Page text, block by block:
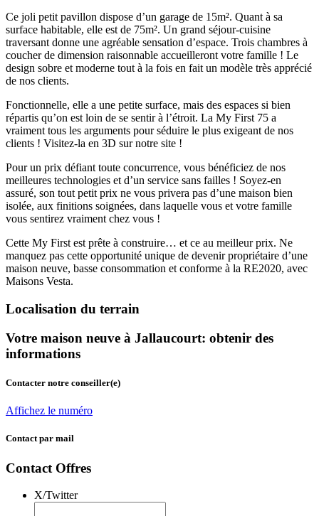
Ce joli petit pavillon dispose d’un garage de 15m². Quant à sa
surface habitable, elle est de 75m². Un grand séjour-cuisine
traversant donne une agréable sensation d’espace. Trois chambres à
coucher de dimension raisonnable accueilleront votre famille ! Le
design sobre et moderne tout à la fois en fait un modèle très apprécié
de nos clients.
Fonctionnelle, elle a une petite surface, mais des espaces si bien
répartis qu’on est loin de se sentir à l’étroit. La My First 75 a
vraiment tous les arguments pour séduire le plus exigeant de nos
clients ! Visitez-la en 3D sur notre site !
Pour un prix défiant toute concurrence, vous bénéficiez de nos
meilleures technologies et d’un service sans failles ! Soyez-en
assuré, son tout petit prix ne vous privera pas d’une maison bien
isolée, aux finitions soignées, dans laquelle vous et votre famille
vous sentirez vraiment chez vous !
Cette My First est prête à construire… et ce au meilleur prix. Ne
manquez pas cette opportunité unique de devenir propriétaire d’une
maison neuve, basse consommation et conforme à la RE2020, avec
Maisons Vesta.
Localisation du terrain
Votre maison neuve à Jallaucourt: obtenir des
informations
Contacter notre conseiller(e)
Affichez le numéro
Contact par mail
Contact Offres
X/Twitter